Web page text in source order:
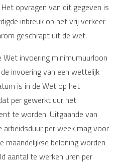
opvragen van dit gegeven is
inbreuk op het vrij verkeer
geschrapt uit de wet.
invoering minimumuurloon
invoering van een wettelijk
is in de Wet op het
per gewerkt uur het
te worden. Uitgaande van
per week mag voor
maandelijkse beloning worden
aantal te werken uren per